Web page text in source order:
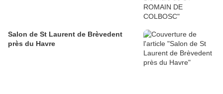
Salon de St Laurent de Brèvedent
près du Havre